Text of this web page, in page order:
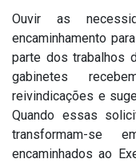
Ouvir as
encaminhamento
parte dos trabalhos
gabinetes
reivindicações e
Quando essas
transformam-
encaminhados ao